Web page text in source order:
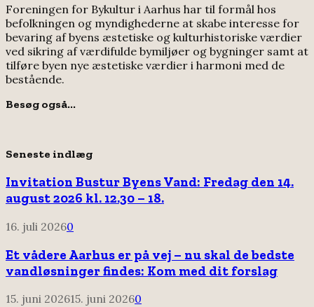
Foreningen for Bykultur i Aarhus har til formål hos
befolkningen og myndighederne at skabe interesse for
bevaring af byens æstetiske og kulturhistoriske værdier
ved sikring af værdifulde bymiljøer og bygninger samt at
tilføre byen nye æstetiske værdier i harmoni med de
bestående.
Besøg også...
Seneste indlæg
Invitation Bustur Byens Vand: Fredag den 14.
august 2026 kl. 12.30 – 18.
16. juli 20260
Et vådere Aarhus er på vej – nu skal de bedste
vandløsninger findes: Kom med dit forslag
15. juni 202615. juni 20260